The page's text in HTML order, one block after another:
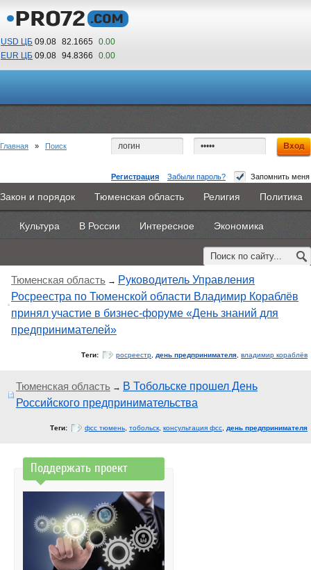
USD ЦБ 09.08 82.1665 0.00
EUR ЦБ 09.08 94.8366 0.00
17 59
По Гринвичу (GMT +5)
Регистрация Забыли пароль? Запомнить меня
Главная Новости Объявления КНИГИ ВестиNet
Каталоги 9PS Прочее
Закон и порядок Тюменская область Религия Политика
Культура В России Интересное Экономика
Главная » Поиск
Поиск по тегу: «день предпринимателя», искать по
другому
тегу
Тюменская область → Руководитель Управления
Росреестра по Тюменской области Владимир Кораблёв
принял участие в бизнес-форуме «День знаний для
предпринимателей»
Теги: росреестр день предпринимателя владимир кораблёв
Тюменская область → В Тобольске прошел День
Российского предпринимательства
Теги: фсс тюмень тобольск консультация фсс день предпринимателя
Поддержать проект